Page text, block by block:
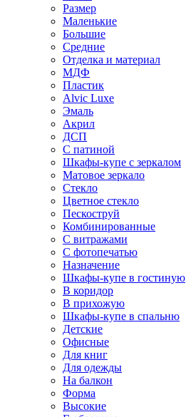
Размер
Маленькие
Большие
Средние
Отделка и материал
МДФ
Пластик
Alvic Luxe
Эмаль
Акрил
ДСП
С патиной
Шкафы-купе с зеркалом
Матовое зеркало
Стекло
Цветное стекло
Пескоструй
Комбинированные
С витражами
С фотопечатью
Назначение
Шкафы-купе в гостиную
В коридор
В прихожую
Шкафы-купе в спальню
Детские
Офисные
Для книг
Для одежды
На балкон
Форма
Высокие